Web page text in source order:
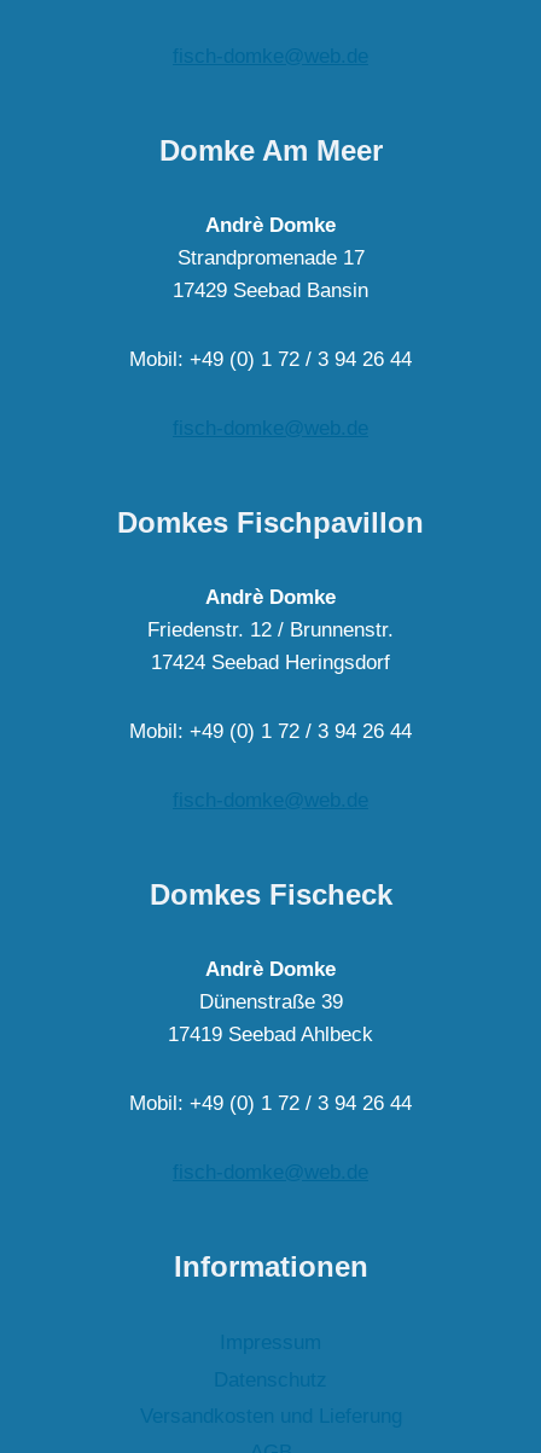
fisch-domke@web.de
Domke Am Meer
Andrè Domke
Strandpromenade 17
17429 Seebad Bansin
Mobil: +49 (0) 1 72 / 3 94 26 44
fisch-domke@web.de
Domkes Fischpavillon
Andrè Domke
Friedenstr. 12 / Brunnenstr.
17424 Seebad Heringsdorf
Mobil: +49 (0) 1 72 / 3 94 26 44
fisch-domke@web.de
Domkes Fischeck
Andrè Domke
Dünenstraße 39
17419 Seebad Ahlbeck
Mobil: +49 (0) 1 72 / 3 94 26 44
fisch-domke@web.de
Informationen
Impressum
Datenschutz
Versandkosten und Lieferung